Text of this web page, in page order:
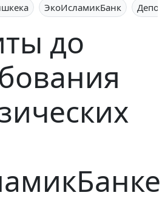
ЭкоИсламикБанк
до